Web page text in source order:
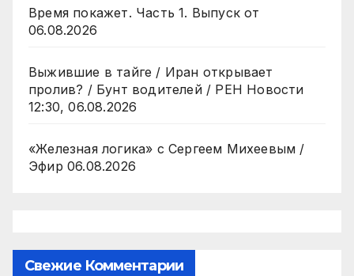
Время покажет. Часть 1. Выпуск от
06.08.2026
Выжившие в тайге / Иран открывает
пролив? / Бунт водителей / РЕН Новости
12:30, 06.08.2026
«Железная логика» с Сергеем Михеевым /
Эфир 06.08.2026
Свежие Комментарии